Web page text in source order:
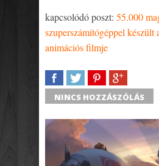
kapcsolódó poszt: 55.000
szuperszámítógéppel
animációs filmje
SHARETWEETSHARESHARE
NINCS HOZZÁSZÓLÁS